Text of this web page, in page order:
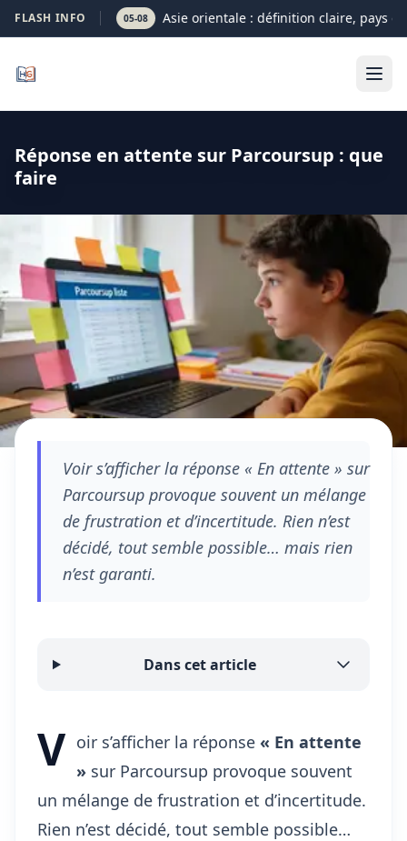
FLASH INFO 05-08 Asie orientale : définition claire, pays et
Réponse en attente sur Parcoursup : que
faire
Voir s’afficher la réponse « En attente » sur
Parcoursup provoque souvent un mélange
de frustration et d’incertitude. Rien n’est
décidé, tout semble possible… mais rien
n’est garanti.
Dans cet article
V oir s’afficher la réponse « En attente
» sur Parcoursup provoque souvent
un mélange de frustration et d’incertitude.
Rien n’est décidé, tout semble possible…